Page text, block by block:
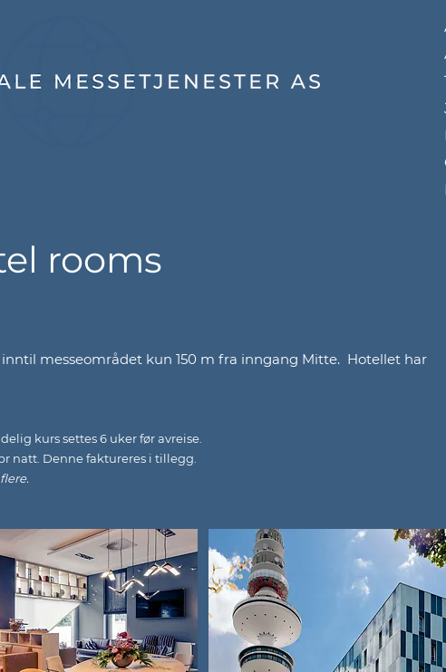
rooms
messeområdet kun 150 m fra inngang Mitte. Hotellet har
kurs settes 6 uker før avreise.
natt. Denne faktureres i tillegg.